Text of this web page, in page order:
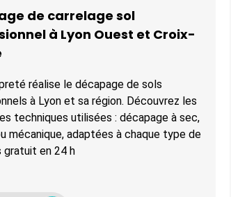
de carrelage sol
à Lyon Ouest et Croix-
réalise le décapage de sols
à Lyon et sa région. Découvrez les
techniques utilisées : décapage à sec,
mécanique, adaptées à chaque type de
gratuit en 24 h